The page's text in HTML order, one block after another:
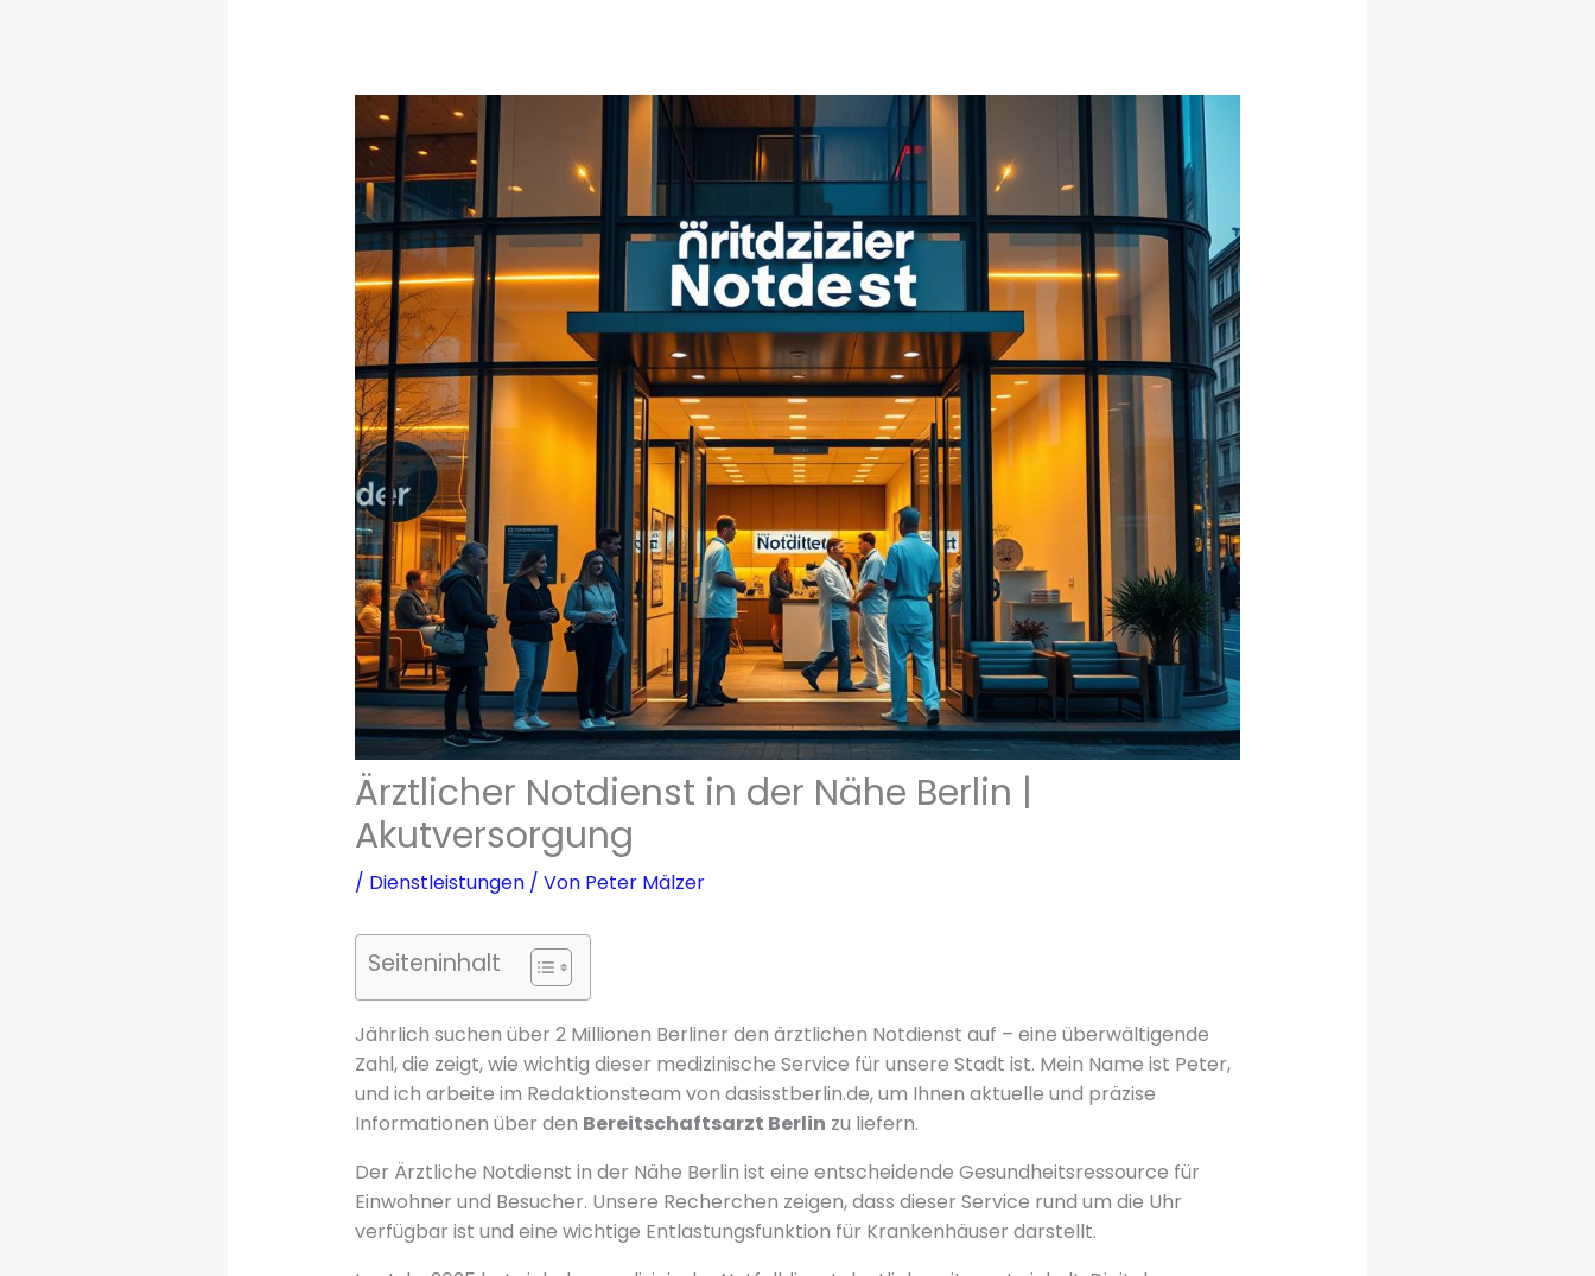
Ärztlicher Notdienst in der Nähe Berlin |
Akutversorgung
/ Dienstleistungen/ Von Peter Mälzer
Seiteninhalt
Jährlich suchen über 2 Millionen Berliner den ärztlichen Notdienst auf – eine überwältigende
Zahl, die zeigt, wie wichtig dieser medizinische Service für unsere Stadt ist. Mein Name ist Peter,
und ich arbeite im Redaktionsteam von dasisstberlin.de, um Ihnen aktuelle und präzise
Informationen über den Bereitschaftsarzt Berlin zu liefern.
Der Ärztliche Notdienst in der Nähe Berlin ist eine entscheidende Gesundheitsressource für
Einwohner und Besucher. Unsere Recherchen zeigen, dass dieser Service rund um die Uhr
verfügbar ist und eine wichtige Entlastungsfunktion für Krankenhäuser darstellt.